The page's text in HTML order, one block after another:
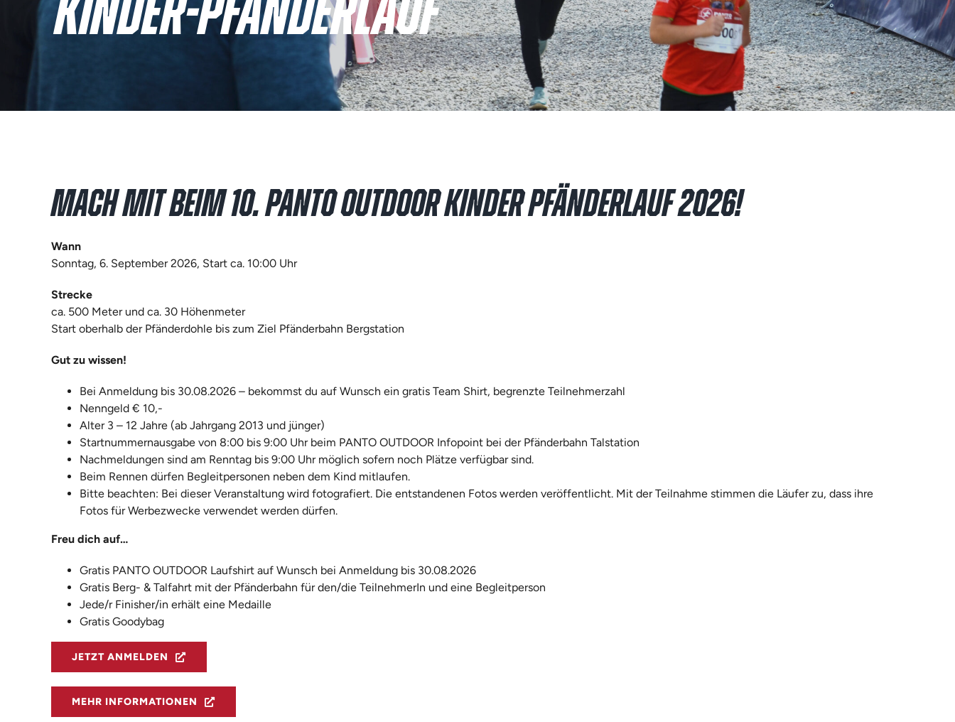
KINDER-PFÄNDERLAUF
MACH MIT BEIM 10. PANTO OUTDOOR KINDER PFÄNDERLAUF 2026!
Wann
Sonntag, 6. September 2026, Start ca. 10:00 Uhr
Strecke
ca. 500 Meter und ca. 30 Höhenmeter
Start oberhalb der Pfänderdohle bis zum Ziel Pfänderbahn Bergstation
Gut zu wissen!
Bei Anmeldung bis 30.08.2026 – bekommst du auf Wunsch ein gratis Team Shirt, begrenzte Teilnehmerzahl
Nenngeld € 10,-
Alter 3 – 12 Jahre (ab Jahrgang 2013 und jünger)
Startnummernausgabe von 8:00 bis 9:00 Uhr beim PANTO OUTDOOR Infopoint bei der Pfänderbahn Talstation
Nachmeldungen sind am Renntag bis 9:00 Uhr möglich sofern noch Plätze verfügbar sind.
Beim Rennen dürfen Begleitpersonen neben dem Kind mitlaufen.
Bitte beachten: Bei dieser Veranstaltung wird fotografiert. Die entstandenen Fotos werden veröffentlicht. Mit der Teilnahme stimmen die Läufer zu, dass ihre
Fotos für Werbezwecke verwendet werden dürfen.
Freu dich auf…
Gratis PANTO OUTDOOR Laufshirt auf Wunsch bei Anmeldung bis 30.08.2026
Gratis Berg- & Talfahrt mit der Pfänderbahn für den/die TeilnehmerIn und eine Begleitperson
Jede/r Finisher/in erhält eine Medaille
Gratis Goodybag
JETZT ANMELDEN
MEHR INFORMATIONEN